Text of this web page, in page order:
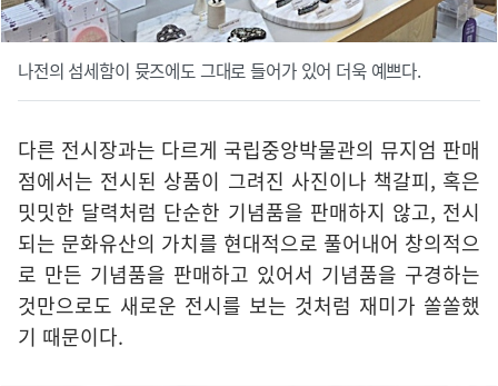
나전의 섬세함이 뮷즈에도 그대로 들어가 있어 더욱 예쁘다.
다른 전시장과는 다르게 국립중앙박물관의 뮤지엄 판매
점에서는 전시된 상품이 그려진 사진이나 책갈피, 혹은
밋밋한 달력처럼 단순한 기념품을 판매하지 않고, 전시
되는 문화유산의 가치를 현대적으로 풀어내어 창의적으
로 만든 기념품을 판매하고 있어서 기념품을 구경하는
것만으로도 새로운 전시를 보는 것처럼 재미가 쏠쏠했
기 때문이다.